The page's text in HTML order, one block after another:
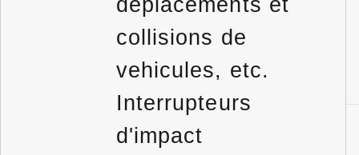
collisions de
vehicules, etc.
Interrupteurs
d'impact